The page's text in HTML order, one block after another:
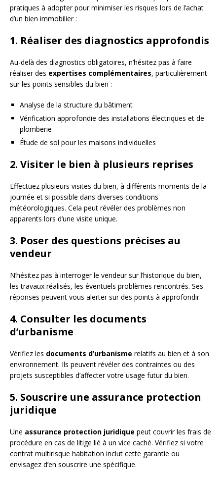
pratiques à adopter pour minimiser les risques lors de l’achat
d’un bien immobilier :
1. Réaliser des diagnostics approfondis
Au-delà des diagnostics obligatoires, n’hésitez pas à faire
réaliser des expertises complémentaires, particulièrement
sur les points sensibles du bien :
Analyse de la structure du bâtiment
Vérification approfondie des installations électriques et de
plomberie
Étude de sol pour les maisons individuelles
2. Visiter le bien à plusieurs reprises
Effectuez plusieurs visites du bien, à différents moments de la
journée et si possible dans diverses conditions
météorologiques. Cela peut révéler des problèmes non
apparents lors d’une visite unique.
3. Poser des questions précises au
vendeur
N’hésitez pas à interroger le vendeur sur l’historique du bien,
les travaux réalisés, les éventuels problèmes rencontrés. Ses
réponses peuvent vous alerter sur des points à approfondir.
4. Consulter les documents
d’urbanisme
Vérifiez les documents d’urbanisme relatifs au bien et à son
environnement. Ils peuvent révéler des contraintes ou des
projets susceptibles d’affecter votre usage futur du bien.
5. Souscrire une assurance protection
juridique
Une assurance protection juridique peut couvrir les frais de
procédure en cas de litige lié à un vice caché. Vérifiez si votre
contrat multirisque habitation inclut cette garantie ou
envisagez d’en souscrire une spécifique.